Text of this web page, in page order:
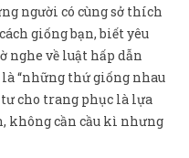
người có cùng sở thích
giống bạn, biết yêu
nghe về luật hấp dẫn
“những thứ giống nhau
tư cho trang phục là lựa
không cần cầu kì nhưng